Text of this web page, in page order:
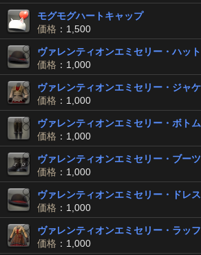
モグモグハートキャップ
価格 ：1,500
ヴァレンティオンエミセリー・ハット
価格 ：1,000
ヴァレンティオンエミセリー・ジャ
価格 ：1,000
ヴァレンティオンエミセリー・ボトム
価格 ：1,000
ヴァレンティオンエミセリー・ブーツ
価格 ：1,000
ヴァレンティオンエミセリー・ドレ
価格 ：1,000
ヴァレンティオンエミセリー・ラッ
価格 ：1,000